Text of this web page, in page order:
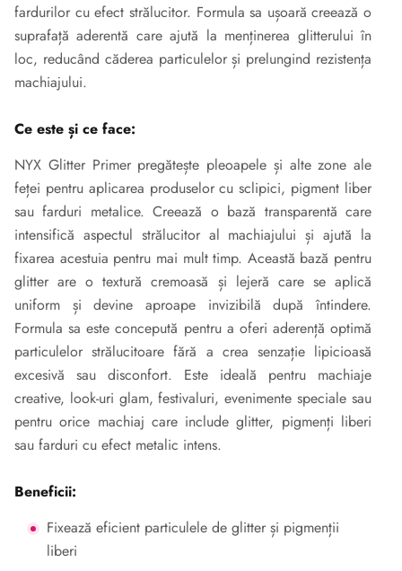
fardurilor cu efect strălucitor. Formula sa ușoară creează o
suprafață aderentă care ajută la menținerea glitterului în
loc, reducând căderea particulelor și prelungind rezistența
machiajului.
Ce este și ce face:
NYX Glitter Primer pregătește pleoapele și alte zone ale
feței pentru aplicarea produselor cu sclipici, pigment liber
sau farduri metalice. Creează o bază transparentă care
intensifică aspectul strălucitor al machiajului și ajută la
fixarea acestuia pentru mai mult timp. Această bază pentru
glitter are o textură cremoasă și lejeră care se aplică
uniform și devine aproape invizibilă după întindere.
Formula sa este concepută pentru a oferi aderență optimă
particulelor strălucitoare fără a crea senzație lipicioasă
excesivă sau disconfort. Este ideală pentru machiaje
creative, look-uri glam, festivaluri, evenimente speciale sau
pentru orice machiaj care include glitter, pigmenți liberi
sau farduri cu efect metalic intens.
Beneficii:
Fixează eficient particulele de glitter și pigmenții
liberi